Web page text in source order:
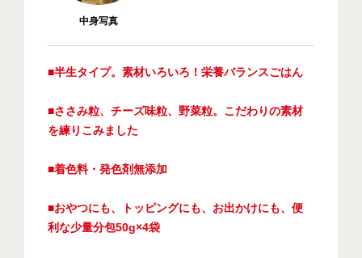
中身写真
■半生タイプ。素材いろいろ！栄養バランスごはん
■ささみ粒、チーズ味粒、野菜粒。こだわりの素材
を練りこみました
■着色料・発色剤無添加
■おやつにも、トッピングにも、お出かけにも、便
利な少量分包50g×4袋